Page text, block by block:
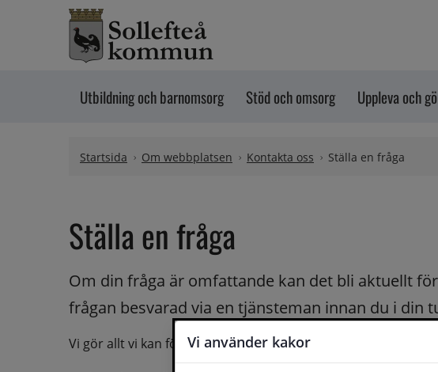
Vi använder kakor
Hoppa till innehåll
Utbildning och barnomsorg Stöd och omsorg Uppleva och
Startsida Om webbplatsen Kontakta oss Ställa en fråga
Ställa en fråga
Om din fråga är omfattande kan det bli aktuellt
frågan besvarad via en tjänsteman innan du i din
Vi gör allt vi kan för att du ska få hjälp och svar på dina frågor